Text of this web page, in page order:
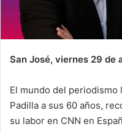
San José, viernes 29 de
El mundo del
Padilla a sus 60 años,
su labor en CNN en